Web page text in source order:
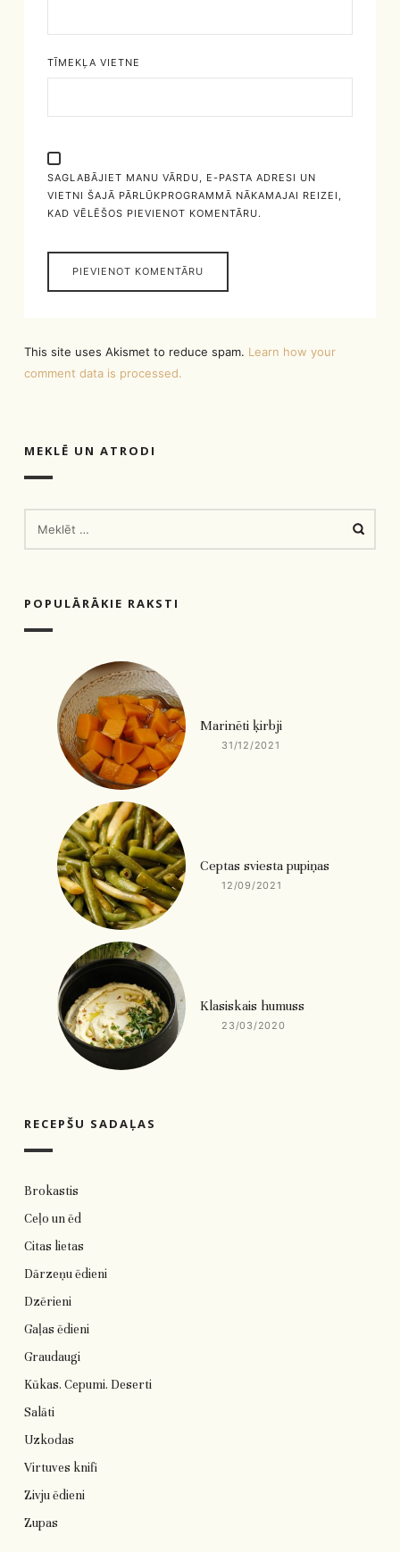
TĪMEKĻA VIETNE
SAGLABĀJIET MANU VĀRDU, E-PASTA ADRESI UN
VIETNI ŠAJĀ PĀRLŪKPROGRAMMĀ NĀKAMAJAI REIZEI,
KAD VĒLĒŠOS PIEVIENOT KOMENTĀRU.
This site uses Akismet to reduce spam. Learn how your
comment data is processed.
MEKLĒ UN ATRODI
POPULĀRĀKIE RAKSTI
Marinēti ķirbji
31/12/2021
Ceptas sviesta pupiņas
12/09/2021
Klasiskais humuss
23/03/2020
RECEPŠU SADAĻAS
Brokastis
Ceļo un ēd
Citas lietas
Dārzeņu ēdieni
Dzērieni
Gaļas ēdieni
Graudaugi
Kūkas. Cepumi. Deserti
Salāti
Uzkodas
Virtuves knifi
Zivju ēdieni
Zupas